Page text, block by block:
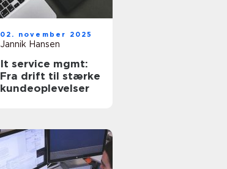
02. november 2025
Jannik Hansen
It service mgmt:
Fra drift til stærke
kundeoplevelser